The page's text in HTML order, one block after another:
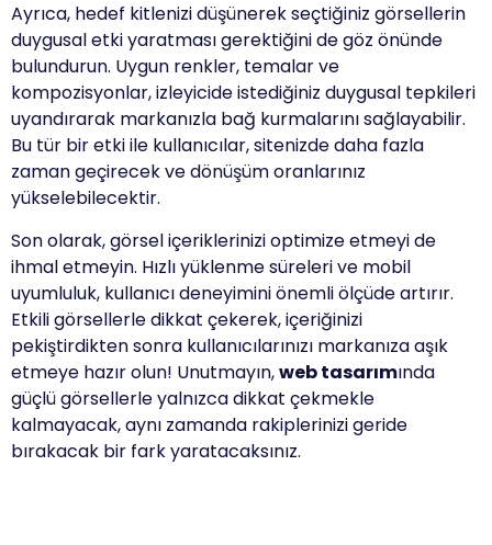
Ayrıca, hedef kitlenizi düşünerek seçtiğiniz görsellerin
duygusal etki yaratması gerektiğini de göz önünde
bulundurun. Uygun renkler, temalar ve
kompozisyonlar, izleyicide istediğiniz duygusal tepkileri
uyandırarak markanızla bağ kurmalarını sağlayabilir.
Bu tür bir etki ile kullanıcılar, sitenizde daha fazla
zaman geçirecek ve dönüşüm oranlarınız
yükselebilecektir.
Son olarak, görsel içeriklerinizi optimize etmeyi de
ihmal etmeyin. Hızlı yüklenme süreleri ve mobil
uyumluluk, kullanıcı deneyimini önemli ölçüde artırır.
Etkili görsellerle dikkat çekerek, içeriğinizi
pekiştirdikten sonra kullanıcılarınızı markanıza aşık
etmeye hazır olun! Unutmayın,web tasarımında
güçlü görsellerle yalnızca dikkat çekmekle
kalmayacak, aynı zamanda rakiplerinizi geride
bırakacak bir fark yaratacaksınız.